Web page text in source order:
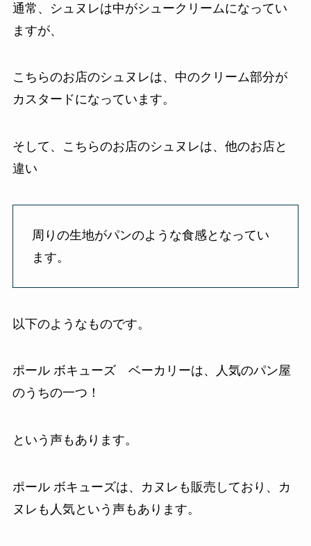
通常、シュヌレは中がシュークリームになってい
ますが、
こちらのお店のシュヌレは、中のクリーム部分が
カスタードになっています。
そして、こちらのお店のシュヌレは、他のお店と
違い
周りの生地がパンのような食感となってい
ます。
以下のようなものです。
ポール ボキューズ ベーカリーは、人気のパン屋
のうちの一つ！
という声もあります。
ポール ボキューズは、カヌレも販売しており、カ
ヌレも人気という声もあります。